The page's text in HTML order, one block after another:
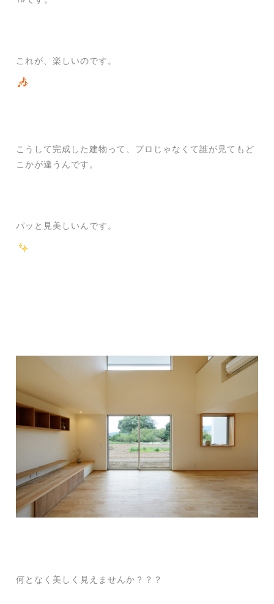
これが、楽しいのです。
こうして完成した建物って、プロじゃなくて誰が見てもど
こかが違うんです。
パッと見美しいんです。
何となく美しく見えませんか？？？